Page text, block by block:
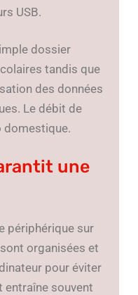
USB.
dossier
tandis que
des données
Le débit de
domestique.
une
périphérique sur
organisées et
pour éviter
entraîne souvent